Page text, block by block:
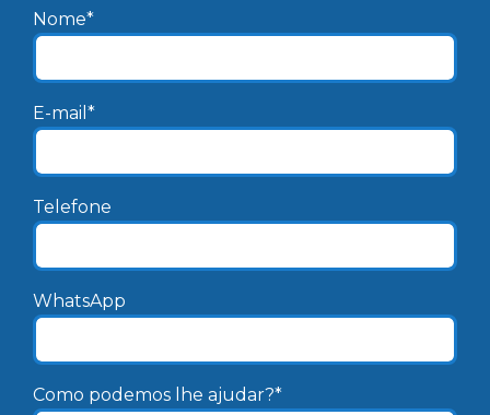
Nome*
E-mail*
Telefone
WhatsApp
Como podemos lhe ajudar?*